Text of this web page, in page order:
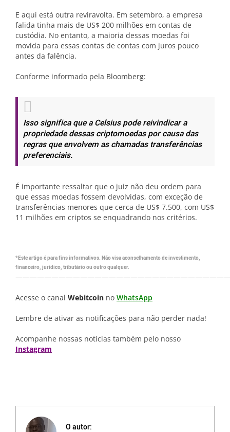
E aqui está outra reviravolta. Em setembro, a empresa
falida tinha mais de US$ 200 milhões em contas de
custódia. No entanto, a maioria dessas moedas foi
movida para essas contas de contas com juros pouco
antes da falência.
Conforme informado pela Bloomberg:
Isso significa que a Celsius pode reivindicar a
propriedade dessas criptomoedas por causa das
regras que envolvem as chamadas transferências
preferenciais.
É importante ressaltar que o juiz não deu ordem para
que essas moedas fossem devolvidas, com exceção de
transferências menores que cerca de US$ 7.500, com US$
11 milhões em criptos se enquadrando nos critérios.
*Este artigo é para fins informativos. Não visa aconselhamento de investimento,
financeiro, jurídico, tributário ou outro qualquer.
Acesse o canal Webitcoin no WhatsApp
Lembre de ativar as notificações para não perder nada!
Acompanhe nossas notícias também pelo nosso
Instagram
O autor: